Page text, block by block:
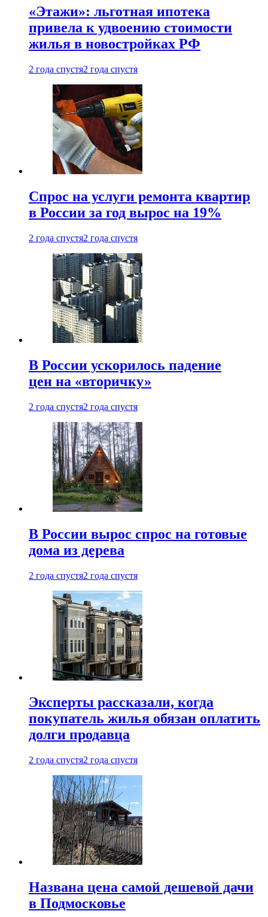
«Этажи»: льготная ипотека
привела к удвоению стоимости
жилья в новостройках РФ
2 года спустя2 года спустя
Спрос на услуги ремонта квартир
в России за год вырос на 19%
2 года спустя2 года спустя
В России ускорилось падение
цен на «вторичку»
2 года спустя2 года спустя
В России вырос спрос на готовые
дома из дерева
2 года спустя2 года спустя
Эксперты рассказали, когда
покупатель жилья обязан оплатить
долги продавца
2 года спустя2 года спустя
Названа цена самой дешевой дачи
в Подмосковье